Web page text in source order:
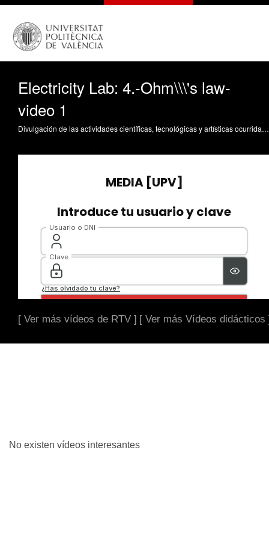
Electricity Lab: 4.-Ohm\\\'s law-
video 1
Divulgación de las actividades científicas, tecnológicas y artísticas ocurridas en los tres campus de la UPV
[ Ver más vídeos de RTV ] [ Ver más Vídeos didácticos
No existen vídeos interesantes